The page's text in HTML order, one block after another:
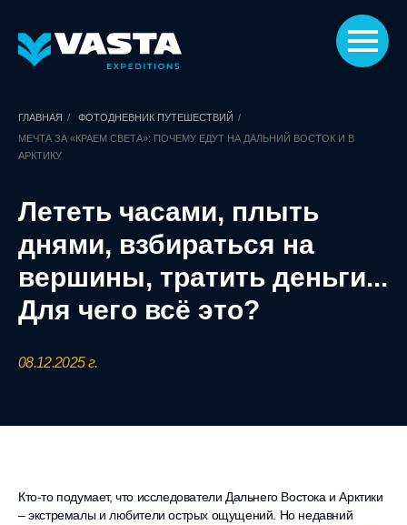
ГЛАВНАЯ / ФОТОДНЕВНИК ПУТЕШЕСТВИЙ /
МЕЧТА ЗА «КРАЕМ СВЕТА»: ПОЧЕМУ ЕДУТ НА ДАЛЬНИЙ ВОСТОК И В
АРКТИКУ
Лететь часами, плыть
днями, взбираться на
вершины, тратить деньги...
Для чего всё это?
08.12.2025 г.
Кто-то подумает, что исследователи Дальнего Востока и Арктики
– экстремалы и любители острых ощущений. Но недавний